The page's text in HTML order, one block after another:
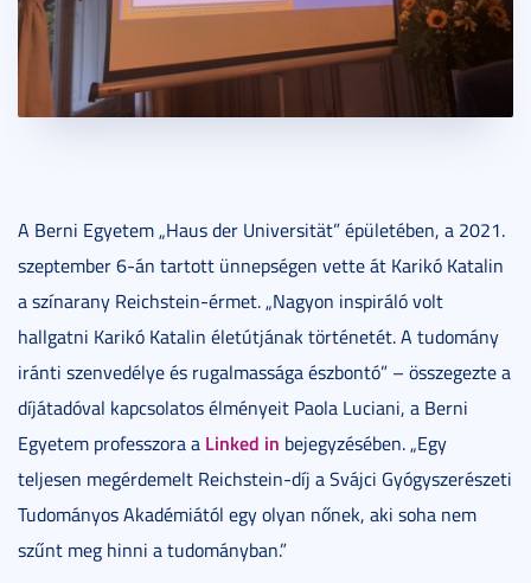
A Berni Egyetem „Haus der Universität” épületében, a 2021.
szeptember 6-án tartott ünnepségen vette át Karikó Katalin
a színarany Reichstein-érmet. „Nagyon inspiráló volt
hallgatni Karikó Katalin életútjának történetét. A tudomány
iránti szenvedélye és rugalmassága észbontó” – összegezte a
díjátadóval kapcsolatos élményeit Paola Luciani, a Berni
Egyetem professzora a Linked in bejegyzésében. „Egy
teljesen megérdemelt Reichstein-díj a Svájci Gyógyszerészeti
Tudományos Akadémiától egy olyan nőnek, aki soha nem
szűnt meg hinni a tudományban.”